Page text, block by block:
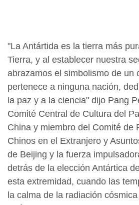
"La Antártida es la tierra más
Tierra, y al establecer nuestra
abrazamos el simbolismo de un
pertenece a ninguna nación,
la paz y a la ciencia" dijo Pang
Comité Central de Cultura del
China y miembro del Comité de
Chinos en el Extranjero y
de Beijing y la fuerza
detrás de la elección Antártica
esta extremidad, cuando las
la calma de la radiación